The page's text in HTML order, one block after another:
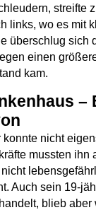
streifte
links, wo es mit
überschlug sich
einen
kam.
–
nicht
mussten ihn
Auch sein 19-
blieb